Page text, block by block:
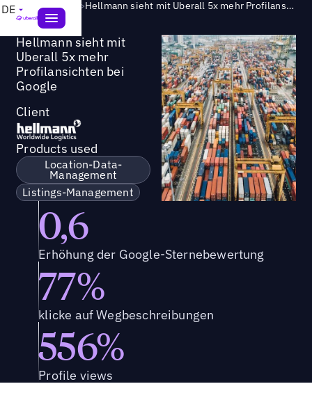
DE Success Story > Hellmann sieht mit Uberall 5x mehr Profilansichten bei Google
Hellmann sieht mit
Uberall 5x mehr
Profilansichten bei
Google
Client
Products used
Location-Data-
Management
Listings-Management
0,6
Erhöhung der Google-Sternebewertung
77%
klicke auf Wegbeschreibungen
556%
Profile views